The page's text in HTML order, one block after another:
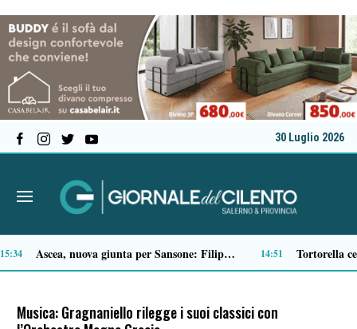
30 Luglio 2026
Verso il 66^ Salone nautico internazionale di Genova: aperto il ticketing online 13:01
Musica: Gragnaniello rilegge i suoi classici con